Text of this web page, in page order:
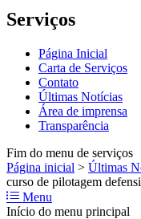
Serviços
Página Inicial
Carta de Serviços
Contato
Últimas Notícias
Área de imprensa
Transparência
Fim do menu de serviços
Página inicial > Últimas
curso de pilotagem
Menu
Início do menu principal